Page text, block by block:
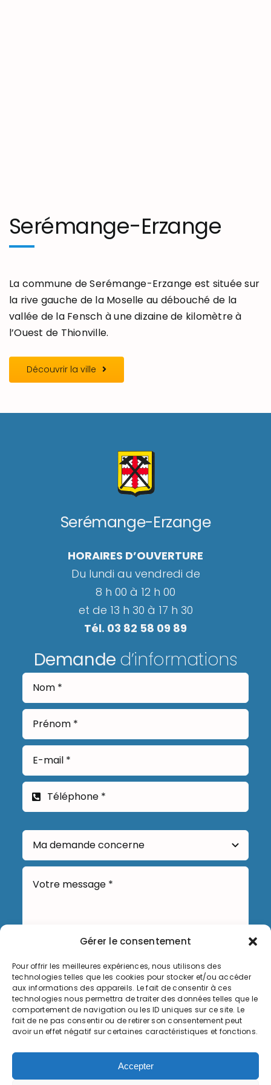
Gérer le consentement
Pour offrir les meilleures expériences, nous utilisons des
technologies telles que les cookies pour stocker et/ou accéder
aux informations des appareils. Le fait de consentir à ces
technologies nous permettra de traiter des données telles que le
comportement de navigation ou les ID uniques sur ce site. Le
fait de ne pas consentir ou de retirer son consentement peut
avoir un effet négatif sur certaines caractéristiques et fonctions.
Accepter
Serémange-Erzange
La commune de Serémange-Erzange est située sur
la rive gauche de la Moselle au débouché de la
vallée de la Fensch à une dizaine de kilomètre à
l’Ouest de Thionville.
Découvrir la ville
Serémange-Erzange
HORAIRES D’OUVERTURE
Du lundi au vendredi de
8 h 00 à 12 h 00
et de 13 h 30 à 17 h 30
Tél. 03 82 58 09 89
Demande d’informations
Envoyer
Informations légales
Politique de cookies (UE)